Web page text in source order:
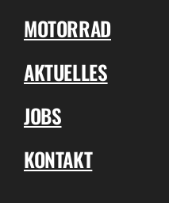
MOTORRAD
AKTUELLES
JOBS
KONTAKT